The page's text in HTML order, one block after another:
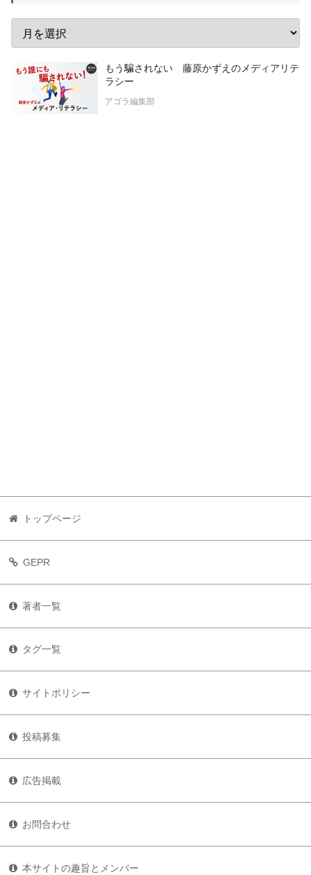
もう騙されない 藤原かずえのメディアリテ
ラシー
アゴラ編集部
トップページ
GEPR
著者一覧
タグ一覧
サイトポリシー
投稿募集
広告掲載
お問合わせ
本サイトの趣旨とメンバー